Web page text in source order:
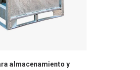
almacenamiento y